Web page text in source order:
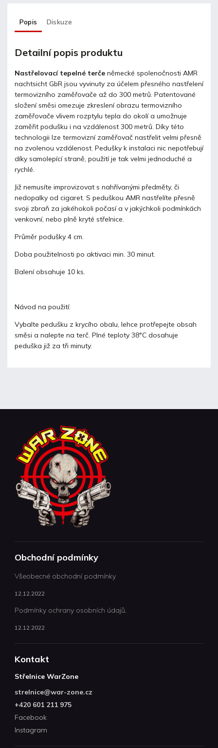
Popis Diskuze
Detailní popis produktu
Nastřelovací tepelné terče německé spolenočnosti AMR
nachtsicht GbR jsou vyvinuty za účelem přesného nastřelení
termovizního zaměřovače až do 300 metrů. Patentované
složení směsi omezuje zkreslení obrazu termovizního
zaměřovače vlivem rozptylu tepla do okolí a umožnuje
zaměřit podušku i na vzdálenost 300 metrů. Díky této
technologii lze termovizní zaměřovač nastřelit velmi přesně
na zvolenou vzdálenost. Pedušky k instalaci nic nepotřebují
díky samolepící straně, použití je tak velmi jednoduché a
rychlé.
Již nemusíte improvizovat s nahřívanými předměty, či
nedopalky od cigaret. S peduškou AMR nastřelíte přesně
svoji zbraň za jakéhokoli počasí a v jakýchkoli podmínkách
venkovní, nebo plně kryté střelnice.
Průměr podušky 4 cm.
Doba použitelnosti po aktivaci min. 30 minut.
Balení obsahuje 10 ks.
Návod na použití:
Vybalte pedušku z krycího obalu, lehce protřepejte obsah
směsi a nalepte na terč. Plné teploty 38°C dosahuje
peduška již za tři minuty.
Obchodní podmínky
Všeobecné obchodní podmínky
12.12.2022
Podmínky ochrany osobních údajů.
12.12.2022
Kontakt
Střelnice WarZone
strelnice@war-zone.cz
+420 601 211 975
Facebook
Instagram